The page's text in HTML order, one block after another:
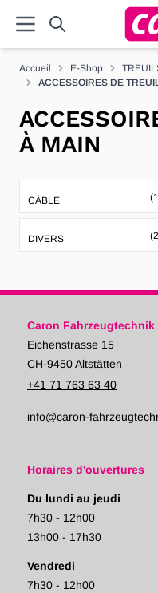
Accueil E-Shop
ACCESSOIRES DE
À MAIN
CÂBLE
DIVERS
Caron Fahrzeugtechnik
Eichenstrasse 15
CH-9450 Altstätten
+41 71 763 63 40
info@caron-
Horaires d'ouvertures
Du lundi au jeudi
7h30 - 12h00
13h00 - 17h30
Vendredi
7h30 - 12h00